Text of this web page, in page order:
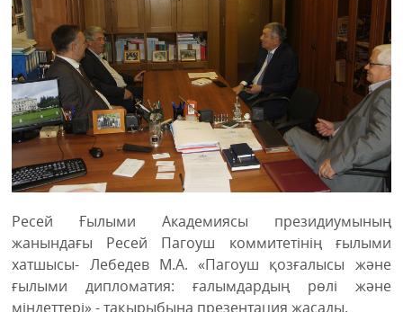
Ресей Ғылыми Академиясы президиумының
жанындағы Ресей Пагоуш коммитетінің ғылыми
хатшысы- Лебедев М.А. «Пагоуш қозғалысы және
ғылыми дипломатия: ғалымдардың рөлі және
міндеттері» - тақырыбына презентация жасады.